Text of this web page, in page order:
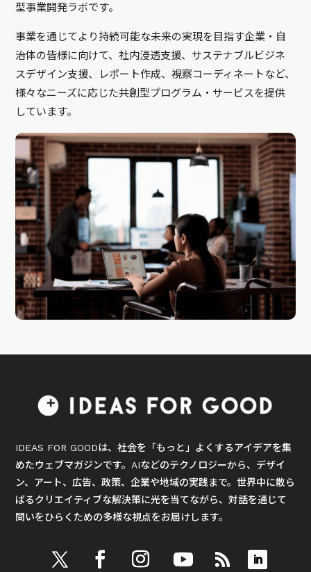
型事業開発ラボです。
事業を通じてより持続可能な未来の実現を目指す企業・自
治体の皆様に向けて、社内浸透支援、サステナブルビジネ
スデザイン支援、レポート作成、視察コーディネートなど、
様々なニーズに応じた共創型プログラム・サービスを提供
しています。
IDEAS FOR GOODは、社会を「もっと」よくするアイデアを集
めたウェブマガジンです。AIなどのテクノロジーから、デザイ
ン、アート、広告、政策、企業や地域の実践まで。世界中に散ら
ばるクリエイティブな解決策に光を当てながら、対話を通じて
問いをひらくための多様な視点をお届けします。